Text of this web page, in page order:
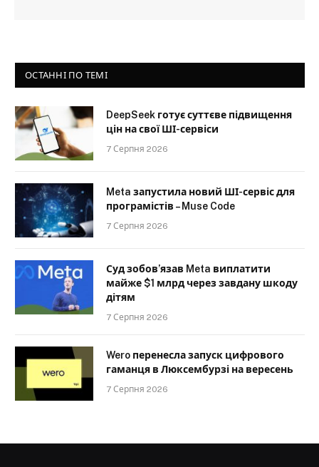
ОСТАННІ ПО ТЕМІ
DeepSeek готує суттєве підвищення
цін на свої ШІ-сервіси
7 Серпня 2026
Meta запустила новий ШІ-сервіс для
програмістів – Muse Code
7 Серпня 2026
Суд зобов’язав Meta виплатити
майже $1 млрд через завдану шкоду
дітям
7 Серпня 2026
Wero перенесла запуск цифрового
гаманця в Люксембурзі на вересень
7 Серпня 2026